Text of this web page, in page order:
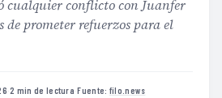
cualquier conflicto con Juanfer
de prometer refuerzos para el
·2 min de lectura·Fuente: filo.news